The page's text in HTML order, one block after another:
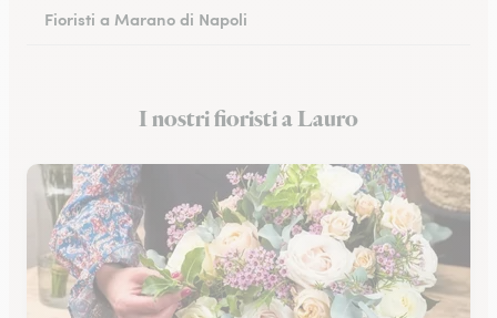
Fioristi a Marano di Napoli
Fioristi a Castellammare di Stabia
I nostri fioristi a Lauro